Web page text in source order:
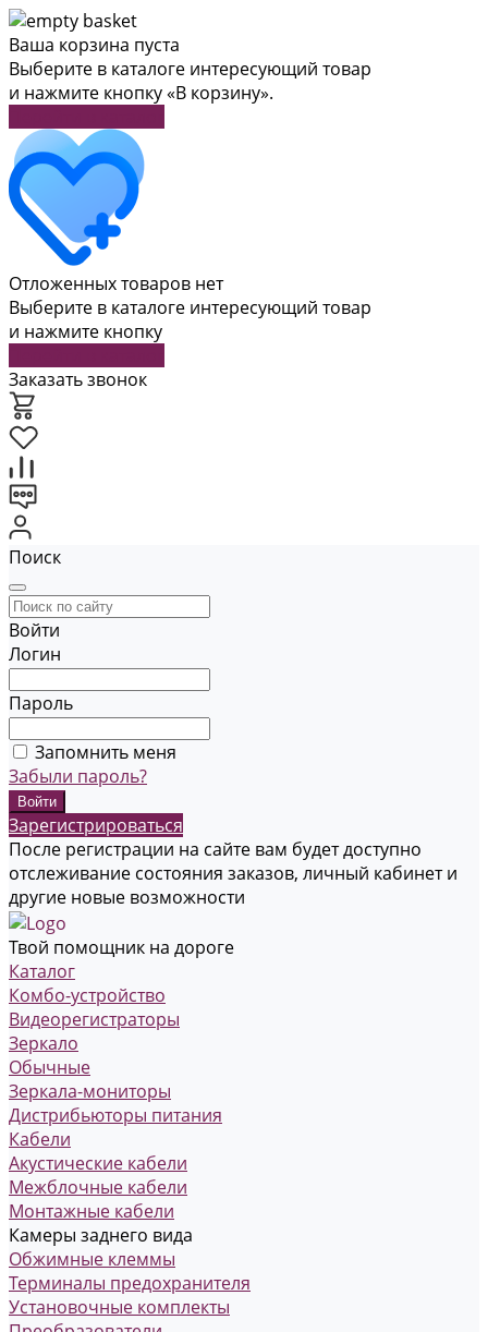
Ваша корзина пуста
Выберите в каталоге интересующий товар
и нажмите кнопку «В корзину».
Отложенных товаров нет
Выберите в каталоге интересующий товар
и нажмите кнопку
Заказать звонок
Поиск
Войти
Логин
Пароль
Запомнить меня
Забыли пароль?
Зарегистрироваться
После регистрации на сайте вам будет доступно
отслеживание состояния заказов, личный кабинет и
другие новые возможности
Твой помощник на дороге
Каталог
Комбо-устройство
Видеорегистраторы
Зеркало
Обычные
Зеркала-мониторы
Дистрибьюторы питания
Кабели
Акустические кабели
Межблочные кабели
Монтажные кабели
Камеры заднего вида
Обжимные клеммы
Терминалы предохранителя
Установочные комплекты